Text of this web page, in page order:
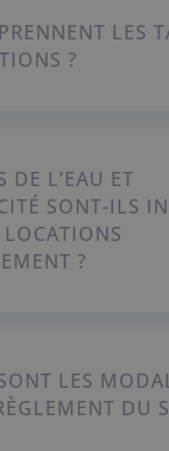
LES
?
DE L’EAU ET
SONT-ILS
?
LES
DU